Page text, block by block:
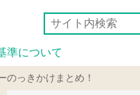
準について
のっきかけまとめ！